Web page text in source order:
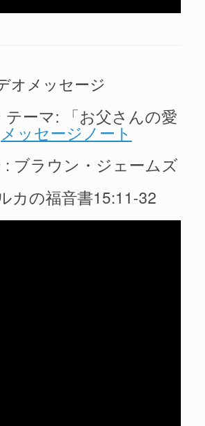
オメッセージ
テーマ: 「お父さんの愛
メッセージノート
: ブラウン・ジェームズ
カの福音書15:11-32